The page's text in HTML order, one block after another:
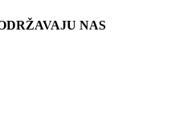
NAS